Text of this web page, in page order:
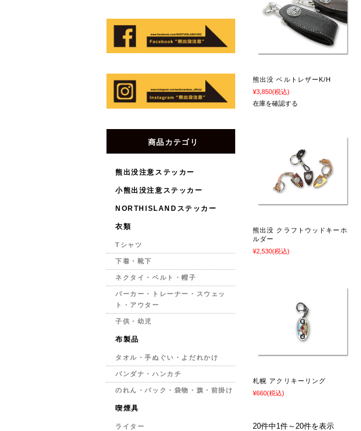
熊出没 ベルトレザーK/H
¥3,850(税込)
在庫を確認する
熊出没 クラフトウッドキーホ
ルダー
¥2,530(税込)
札幌 アクリキーリング
¥660(税込)
20件中1件～20件を表示
商品カテゴリ
熊出没注意ステッカー
小熊出没注意ステッカー
NORTHISLANDステッカー
衣類
Tシャツ
下着・靴下
ネクタイ・ベルト・帽子
パーカー・トレーナー・スウェッ
ト・アウター
子供・幼児
布製品
タオル・手ぬぐい・よだれかけ
バンダナ・ハンカチ
のれん・バック・袋物・旗・前掛け
喫煙具
ライター